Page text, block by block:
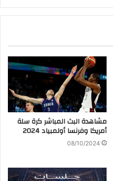
مشاهدة البث المباشر كرة سلة
أمريكا وفرنسا أولمبياد 2024
08/10/2024